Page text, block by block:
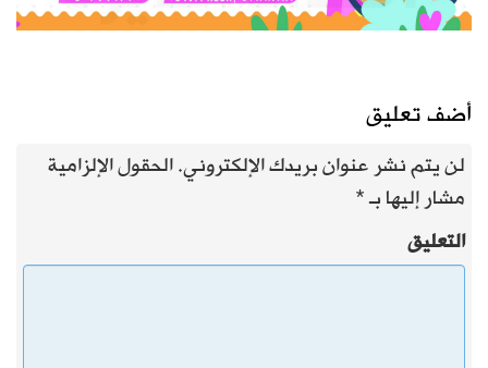
أضف تعليق
لن يتم نشر عنوان بريدك الإلكتروني.الحقول الإلزامية
مشار إليها بـ*
التعليق